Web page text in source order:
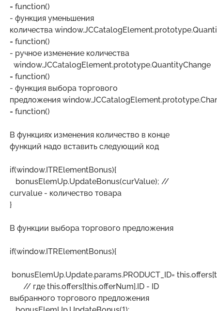
= function()
- функция уменьшения
количества
= function()
- ручное изменение количества
window.JCCatalogElement.prototype.QuantityChange
= function()
- функция выбора торгового
предложения
= function()
В функциях изменения количество в конце
функций надо вставить следующий код
if(window.ITRElementBonus){
bonusElemUp.UpdateBonus(curValue); //
curvalue - количество товара
}
В функции выбора торгового предложения
if(window.ITRElementBonus){
bonusElemUp.Update.params.PRODUCT_ID=
// где this.offers[this.offerNum].ID - ID
выбранного торгового предложения